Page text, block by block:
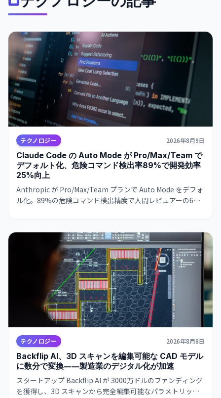
テクノロジー 2026年8月9日
Claude Code の Auto Mode が Pro/Max/Team で
デフォルト化、危険コマンド検出率89%で開発効率
25%向上
Anthropic が Pro/Max/Team プランで Auto Mode をデフォ
ル化。89%の危険コマンド検出精度で人間レビュアーの6倍
テクノロジー 2026年8月8日
Backflip AI、3D スキャンを編集可能な CAD モデル
に数分で変換――製造業のデジタル化が加速
スタートアップ Backflip AI が 3000万ドルのファンディング
を獲得し、3D スキャンから完全編集可能なパラメトリック